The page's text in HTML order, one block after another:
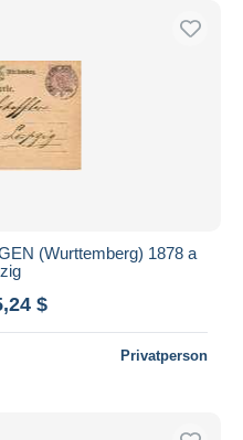
(Wurttemberg) 1878 a
$
Privatperson